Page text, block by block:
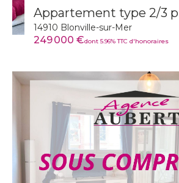
Appartement type 2/3
14910 Blonville-sur-Mer
249 000 €dont 5.96% TTC d'honoraires